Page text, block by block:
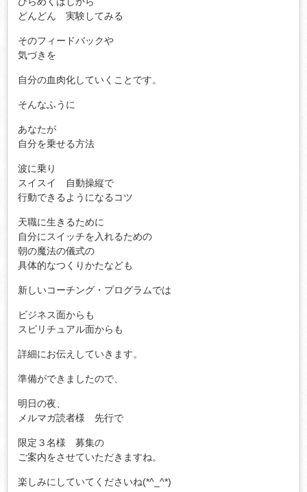
どんどん 実験してみる
そのフィードバックや
気づきを
自分の血肉化していくことです。
そんなふうに
あなたが
自分を乗せる方法
波に乗り
スイスイ 自動操縦で
行動できるようになるコツ
天職に生きるために
自分にスイッチを入れるための
朝の魔法の儀式の
具体的なつくりかたなども
新しいコーチング・プログラムでは
ビジネス面からも
スピリチュアル面からも
詳細にお伝えしていきます。
準備ができましたので、
明日の夜、
メルマガ読者様 先行で
限定３名様 募集の
ご案内をさせていただきますね。
楽しみにしていてくださいね(*^_^*)